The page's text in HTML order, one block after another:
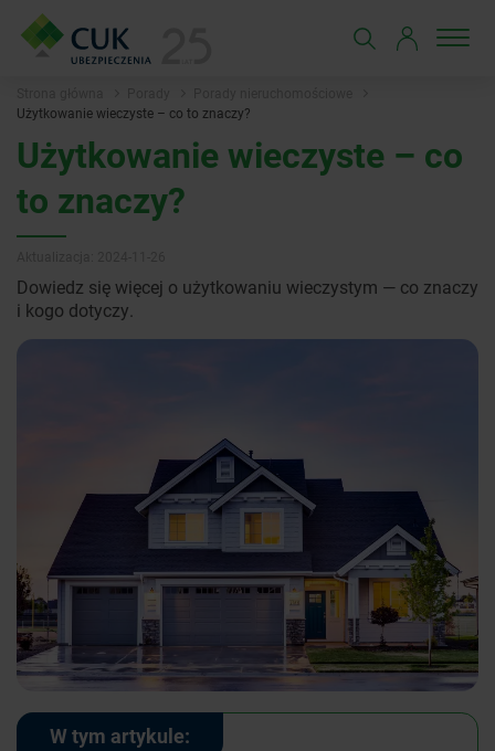
Użytkowanie wieczyste – co to znaczy?
Użytkowanie wieczyste – co
to znaczy?
Dowiedz się więcej o użytkowaniu wieczystym — co znaczy
i kogo dotyczy.
W tym artykule: